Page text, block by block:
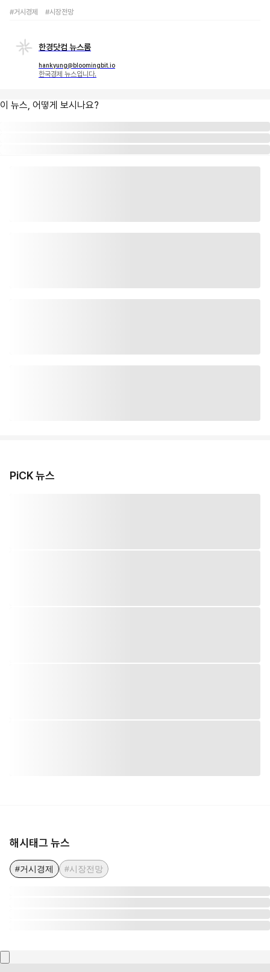
#거시경제 #시장전망
한경닷컴 뉴스룸
hankyung@bloomingbit.io
한국경제 뉴스입니다.
이 뉴스, 어떻게 보시나요?
PiCK 뉴스
해시태그 뉴스
#거시경제 #시장전망